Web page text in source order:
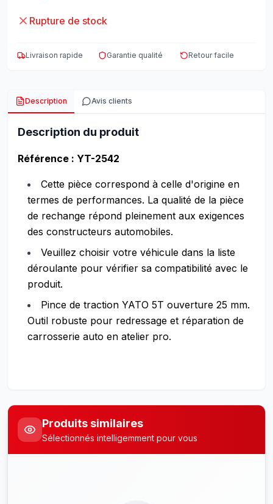
Rupture de stock
Livraison rapide Garantie qualité Retour facile
Description Avis clients
Description du produit
Référence : YT-2542
Cette pièce correspond à celle d'origine en
termes de performances. La qualité de la pièce
de rechange répond pleinement aux exigences
des constructeurs automobiles.
Veuillez choisir votre véhicule dans la liste
déroulante pour vérifier sa compatibilité avec le
produit.
Pince de traction YATO 5T ouverture 25 mm.
Outil robuste pour redressage et réparation de
carrosserie auto en atelier pro.
Produits similaires
Sélectionnés intelligemment pour vous